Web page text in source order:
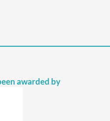
awarded by